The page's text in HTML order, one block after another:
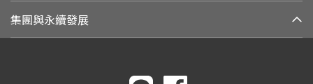
集團與永續發展